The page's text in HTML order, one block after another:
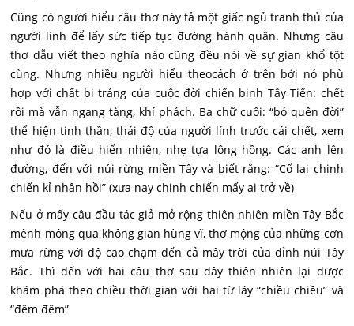
Cũng có người hiểu câu thơ này tả một giấc ngủ tranh thủ của
người lính để lấy sức tiếp tục đường hành quân. Nhưng câu
thơ dẫu viết theo nghĩa nào cũng đều nói về sự gian khổ tột
cùng. Nhưng nhiều người hiểu theocách ở trên bởi nó phù
hợp với chất bi tráng của cuộc đời chiến binh Tây Tiến: chết
rồi mà vẫn ngang tàng, khí phách. Ba chữ cuối: “bỏ quên đời”
thể hiện tinh thần, thái độ của người lính trước cái chết, xem
như đó là điều hiển nhiên, nhẹ tựa lông hồng. Các anh lên
đường, đến với núi rừng miền Tây và biết rằng: “Cổ lai chinh
chiến kỉ nhân hồi” (xưa nay chinh chiến mấy ai trở về)
Nếu ở mấy câu đầu tác giả mở rộng thiên nhiên miền Tây Bắc
mênh mông qua không gian hùng vĩ, thơ mộng của những cơn
mưa rừng với độ cao chạm đến cả mây trời của đỉnh núi Tây
Bắc. Thì đến với hai câu thơ sau đây thiên nhiên lại được
khám phá theo chiều thời gian với hai từ láy “chiều chiều” và
“đêm đêm”